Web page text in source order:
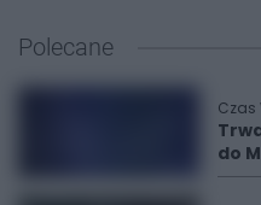
Polecane
Czas
do